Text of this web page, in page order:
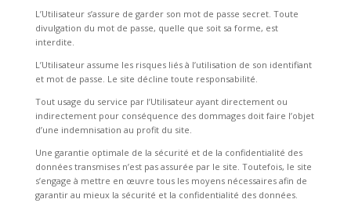
L’Utilisateur s’assure de garder son mot de passe secret. Toute
divulgation du mot de passe, quelle que soit sa forme, est
interdite.
L’Utilisateur assume les risques liés à l’utilisation de son identifiant
et mot de passe. Le site décline toute responsabilité.
Tout usage du service par l’Utilisateur ayant directement ou
indirectement pour conséquence des dommages doit faire l’objet
d’une indemnisation au profit du site.
Une garantie optimale de la sécurité et de la confidentialité des
données transmises n’est pas assurée par le site. Toutefois, le site
s’engage à mettre en œuvre tous les moyens nécessaires afin de
garantir au mieux la sécurité et la confidentialité des données.